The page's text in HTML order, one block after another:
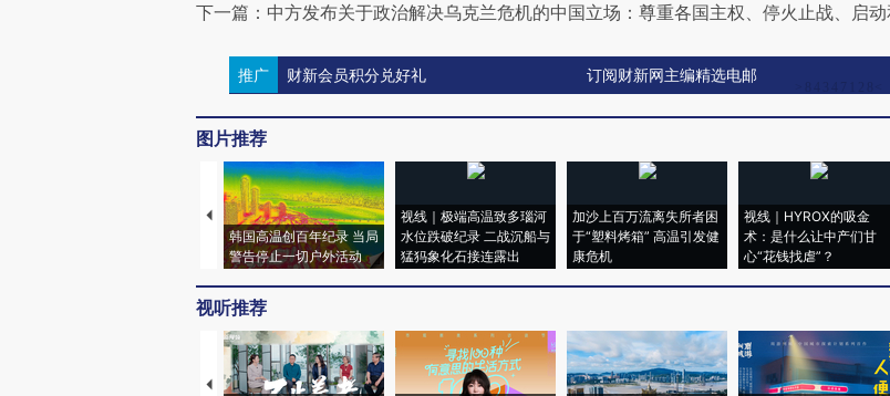
下一篇：中方发布关于政治解决乌克兰危机的中国立场：尊重各国主权、停火止战、启动
推广 财新会员积分兑好礼 订阅财新网主编精选电邮
图片推荐
韩国高温创百年纪录 当局
警告停止一切户外活动
视线｜极端高温致多瑙河
水位跌破纪录 二战沉船与
猛犸象化石接连露出
加沙上百万流离失所者困
于“塑料烤箱” 高温引发健
康危机
视线｜HYROX的吸金
术：是什么让中产们甘
心“花钱找虐”？
视听推荐